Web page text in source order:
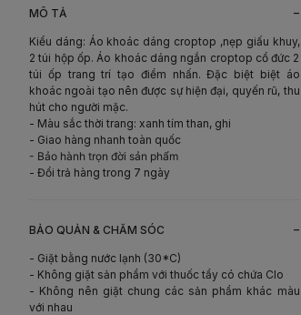
MÔ TẢ -
Kiểu dáng: Áo khoác dáng croptop ,nẹp giấu khuy,
2 túi hộp ốp. Áo khoác dáng ngắn croptop cổ đức 2
túi ốp trang trí tạo điểm nhấn. Đặc biệt biệt áo
khoác ngoài tạo nên được sự hiện đại, quyến rũ, thu
hút cho người mặc.
- Màu sắc thời trang: xanh tím than, ghi
- Giao hàng nhanh toàn quốc
- Bảo hành trọn đời sản phẩm
- Đổi trả hàng trong 7 ngày
BẢO QUẢN & CHĂM SÓC -
- Giặt bằng nước lạnh (30*C)
- Không giặt sản phẩm với thuốc tẩy có chứa Clo
- Không nên giặt chung các sản phẩm khác màu
với nhau